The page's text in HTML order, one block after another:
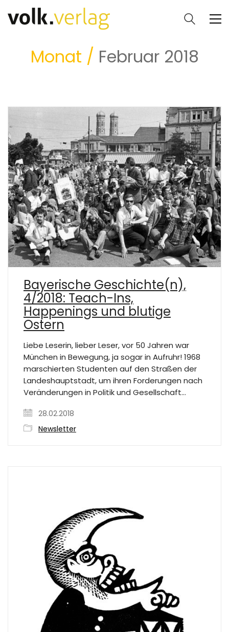
Monat / Februar 2018
Bayerische Geschichte(n),
4/2018: Teach-Ins,
Happenings und blutige
Ostern
Liebe Leserin, lieber Leser, vor 50 Jahren war
München in Bewegung, ja sogar in Aufruhr! 1968
marschierten Studenten auf den Straßen der
Landeshauptstadt, um ihren Forderungen nach
Veränderungen in Politik und Gesellschaft…
28.02.2018
Newsletter